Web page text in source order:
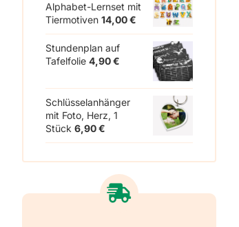
Alphabet-Lernset mit
Tiermotiven 14,00€
Stundenplan auf
Tafelfolie 4,90€
Schlüsselanhänger
mit Foto, Herz, 1
Stück 6,90€